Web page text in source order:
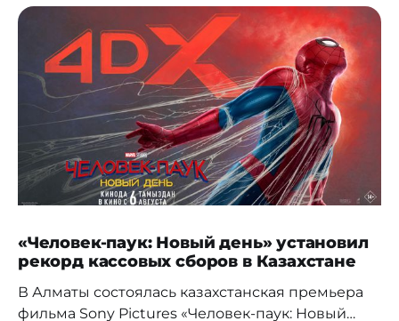
«Человек-паук: Новый день» установил
рекорд кассовых сборов в Казахстане
В Алматы состоялась казахстанская премьера
фильма Sony Pictures «Человек-паук: Новый